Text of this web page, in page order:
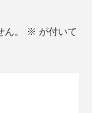
。 ※ が付いて